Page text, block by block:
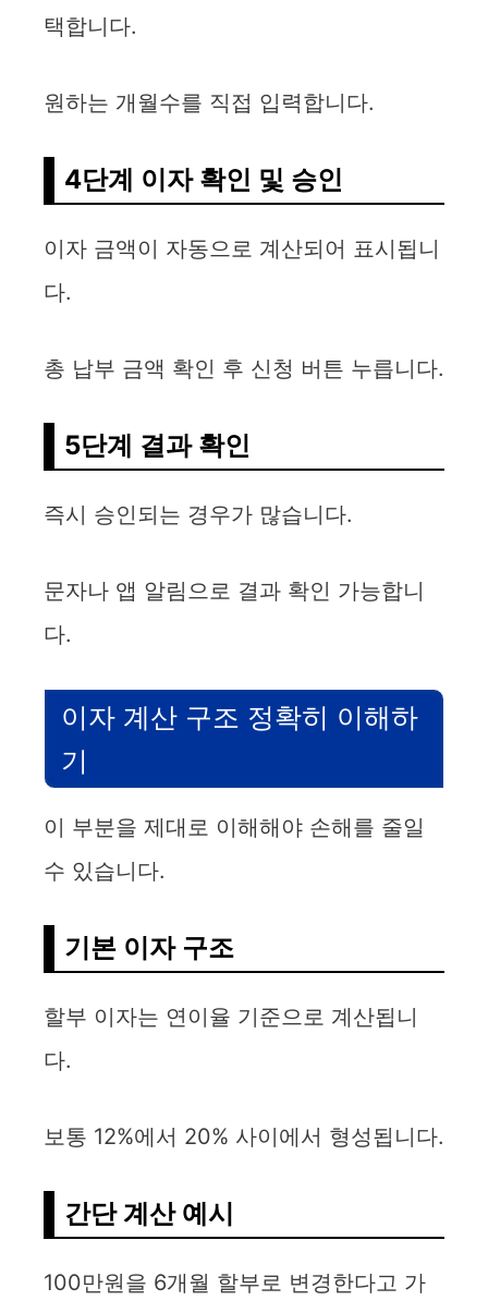
택합니다.
원하는 개월수를 직접 입력합니다.
4단계 이자 확인 및 승인
이자 금액이 자동으로 계산되어 표시됩니
다.
총 납부 금액 확인 후 신청 버튼 누릅니다.
5단계 결과 확인
즉시 승인되는 경우가 많습니다.
문자나 앱 알림으로 결과 확인 가능합니
다.
이자 계산 구조 정확히 이해하
기
이 부분을 제대로 이해해야 손해를 줄일
수 있습니다.
기본 이자 구조
할부 이자는 연이율 기준으로 계산됩니
다.
보통 12%에서 20% 사이에서 형성됩니다.
간단 계산 예시
100만원을 6개월 할부로 변경한다고 가